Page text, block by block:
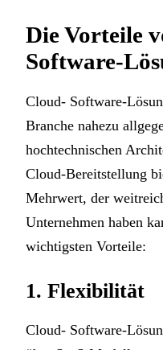
Die Vorteile
Software-
Cloud- Software-
Branche nahezu
hochtechnischen
Cloud-Bereitstellung
Mehrwert, der
Unternehmen haben
wichtigsten Vorteile:
1. Flexibilität
Cloud- Software-